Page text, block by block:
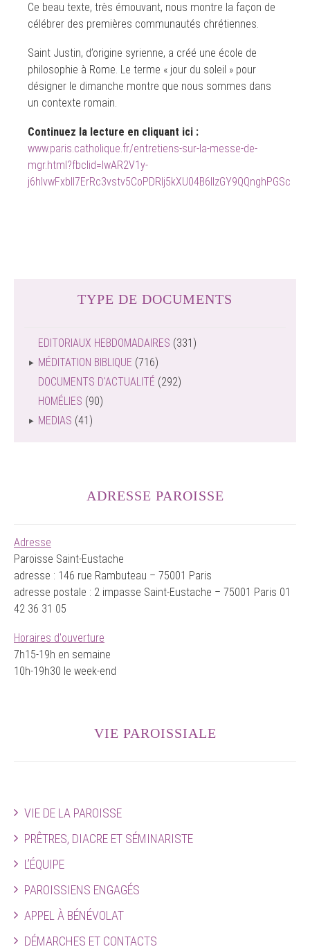
Ce beau texte, très émouvant, nous montre la façon de
célébrer des premières communautés chrétiennes.
Saint Justin, d’origine syrienne, a créé une école de
philosophie à Rome. Le terme « jour du soleil » pour
désigner le dimanche montre que nous sommes dans
un contexte romain.
Continuez la lecture en cliquant ici :
www.paris.catholique.fr/entretiens-sur-la-messe-de-
mgr.html?fbclid=IwAR2V1y-
j6hIvwFxbII7ErRc3vstv5CoPDRlj5kXU04B6llzGY9QQnghPGSc
TYPE DE DOCUMENTS
EDITORIAUX HEBDOMADAIRES (331)
MÉDITATION BIBLIQUE (716)
DOCUMENTS D'ACTUALITÉ (292)
HOMÉLIES (90)
MEDIAS (41)
ADRESSE PAROISSE
Adresse
Paroisse Saint-Eustache
adresse : 146 rue Rambuteau – 75001 Paris
adresse postale : 2 impasse Saint-Eustache – 75001 Paris 01
42 36 31 05
Horaires d'ouverture
7h15-19h en semaine
10h-19h30 le week-end
VIE PAROISSIALE
VIE DE LA PAROISSE
PRÊTRES, DIACRE ET SÉMINARISTE
L’ÉQUIPE
PAROISSIENS ENGAGÉS
APPEL À BÉNÉVOLAT
DÉMARCHES ET CONTACTS